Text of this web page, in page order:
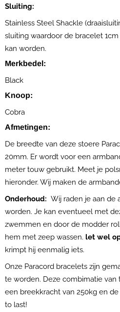
Sluiting:
Stainless Steel Shackle
sluiting waardoor de bracelet
kan worden.
Merkbedel:
Black
Knoop:
Cobra
Afmetingen:
De breedte van deze stoere
20mm. Er wordt voor een
meter touw gebruikt. Meet je
hieronder. Wij maken de
Onderhoud: Wij raden je aan de
worden. Je kan eventueel met
zwemmen en door de modder
hem met zeep wassen. let wel
krimpt hij eenmalig iets.
Onze Paracord bracelets zijn
te worden. Deze combimatie
een breekkracht van 250kg en
to last!